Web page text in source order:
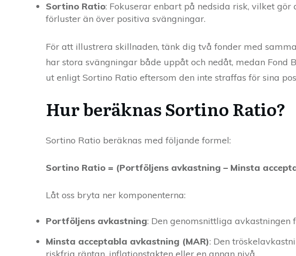
Sortino Ratio: Fokuserar enbart på nedsida risk, vilket
förluster än över positiva svängningar.
För att illustrera skillnaden, tänk dig två fonder med
har stora svängningar både uppåt och nedåt, medan
ut enligt Sortino Ratio eftersom den inte straffas för sina
Hur beräknas Sortino Ratio?
Sortino Ratio beräknas med följande formel:
Sortino Ratio = (Portföljens avkastning – Minsta
Låt oss bryta ner komponenterna:
Portföljens avkastning: Den genomsnittliga avkastningen
Minsta acceptabla avkastning (MAR): Den